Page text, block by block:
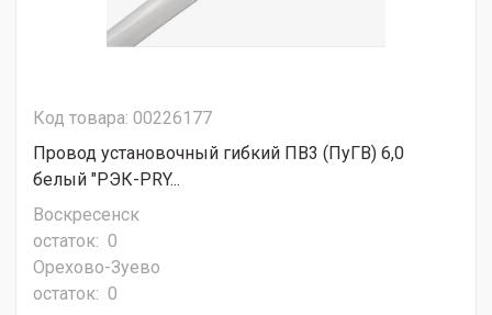
Код товара: 00226177
Провод установочный гибкий ПВ3 (ПуГВ) 6,0
белый "РЭК-PRY...
Воскресенск
остаток: 0
Орехово-Зуево
остаток: 0